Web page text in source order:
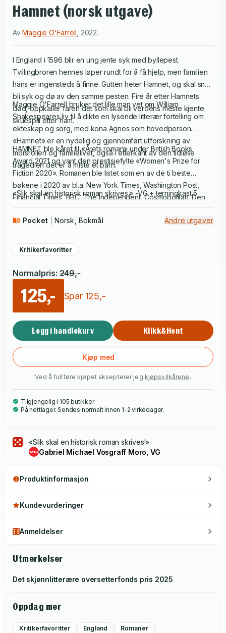
Hamnet (norsk utgave)
AvMaggie O'Farrell 2022.
I England i 1596 blir en ung jente syk med byllepest.
Tvillingbroren hennes løper rundt for å få hjelp, men familien
hans er ingensteds å finne. Gutten heter Hamnet, og skal snart
bli syk og dø av den samme pesten. Fire år etter Hamnets
død, oppkaller faren det som skal bli verdens meste kjente
skuespill etter ham.
Maggie O'Farrell bruker det lille man vet om William
Shakespeares liv til å dikte en lysende litterær fortelling om
ekteskap og sorg, med kona Agnes som hovedperson.
«Hamnet» er en nydelig og gjennomført utforskning av
morsrollen og familielivet, også i etterkant av den tidløse
tragedien det er å miste et barn.
HAMNET ble kåret til «Årets roman» under British Books
Award 2021 og vant den prestisjefylte «Women's Prize for
Fiction 2020». Romanen ble listet som en av de ti beste
bøkene i 2020 av bl.a. New York Times, Washington Post,
Financial Times, BBC, The Independent, Cosmopolitan. Den
var en av kritikernes store favoritter i 2020.
«Slik skal en historisk roman skrives.» -VG + terningkast 5
Pocket Norsk, Bokmål Andre utgaver
Kritikerfavoritter
Normalpris: 249,-
125,- Spar 125,-
Legg i handlekurv Klikk&Hent
Kjøp med
Ved å fullføre kjøpet aksepterer jeg kjøpsvilkårene .
Tilgjengelig i 105 butikker
På nettlager. Sendes normalt innen 1-2 virkedager.
«Slik skal en historisk roman skrives!»
Gabriel Michael Vosgraff Moro, VG
Produktinformasjon
Kundevurderinger
Anmeldelser
Utmerkelser
Det skjønnlitterære oversetterfonds pris 2025
Oppdag mer
Kritikerfavoritter England
Romaner